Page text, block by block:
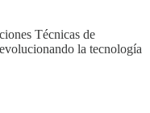
Técnicas de
la tecnología